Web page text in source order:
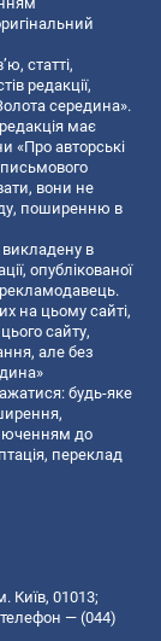
статті,
редакції,
середина».
має
«Про авторські
письмового
вони не
поширенню в
викладену в
опублікованої
рекламодавець.
на цьому сайті,
сайту,
але без
будь-яке
до
переклад
Київ, 01013;
— (044)